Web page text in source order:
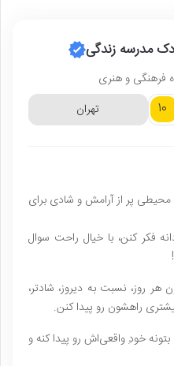
مدرسه زندگی
فرهنگی و هنری
10 تهران
پر از آرامش و شادی برای
فکر کنن، با خیال راحت سوال
هر روز، نسبت به دیروز، شادتر،
راهشون رو پیدا کنن.
خودِ واقعی‌اش رو پیدا کنه و